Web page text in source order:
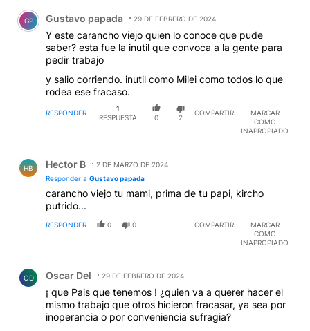
Comentario de Gustavo papada.
GP Gustavo papada 29 DE FEBRERO DE 2024
Y este carancho viejo quien lo conoce que pude
saber? esta fue la inutil que convoca a la gente para
pedir trabajo
y salio corriendo. inutil como Milei como todos lo que
rodea ese fracaso.
RESPONDER
1
RESPUESTA
0 2
COMPARTIR
MARCAR
COMO
INAPROPIADO
HB Hector B
2 DE MARZO DE 2024
Responder a Gustavo papada
carancho viejo tu mami, prima de tu papi, kircho
putrido...
RESPONDER 0 0 COMPARTIR
MARCAR
COMO
INAPROPIADO
OD Oscar Del 29 DE FEBRERO DE 2024
¡ que Pais que tenemos ! ¿quien va a querer hacer el
mismo trabajo que otros hicieron fracasar, ya sea por
inoperancia o por conveniencia sufragia?